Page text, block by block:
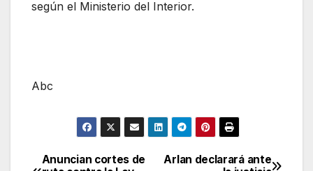
según el Ministerio del Interior.
Abc
Arlan declarará ante
Anuncian cortes de